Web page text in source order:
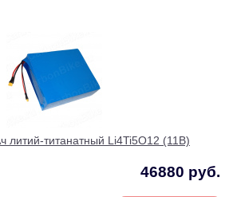
литий-титанатный Li4Ti5O12 (11В)
46880 руб.